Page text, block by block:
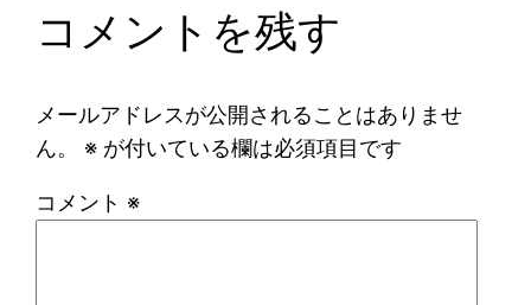
コメントを残す
メールアドレスが公開されることはありませ
ん。
※ が付いている欄は必須項目です
コメント ※